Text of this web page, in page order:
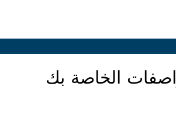
الخاصة بك